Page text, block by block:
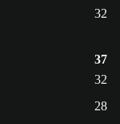
32
37
32
28